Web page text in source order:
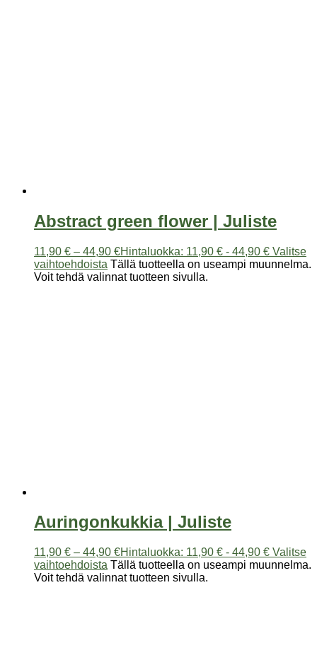
Abstract green flower | Juliste
11,90 € – 44,90 €Hintaluokka: 11,90 € - 44,90 € Valitse
vaihtoehdoista Tällä tuotteella on useampi muunnelma.
Voit tehdä valinnat tuotteen sivulla.
Auringonkukkia | Juliste
11,90 € – 44,90 €Hintaluokka: 11,90 € - 44,90 € Valitse
vaihtoehdoista Tällä tuotteella on useampi muunnelma.
Voit tehdä valinnat tuotteen sivulla.